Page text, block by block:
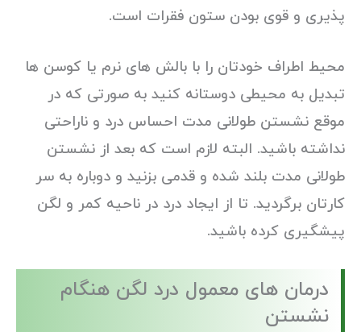
پذیری و قوی بودن ستون فقرات است.
محیط اطراف خودتان را با بالش های نرم یا کوسن ها
تبدیل به محیطی دوستانه کنید به صورتی که در
موقع نشستن طولانی مدت احساس درد و ناراحتی
نداشته باشید. البته لازم است که بعد از نشستن
طولانی مدت بلند شده و قدمی بزنید و دوباره به سر
کارتان برگردید. تا از ایجاد درد در ناحیه کمر و لگن
پیشگیری کرده باشید.
درمان های معمول درد لگن هنگام
نشستن